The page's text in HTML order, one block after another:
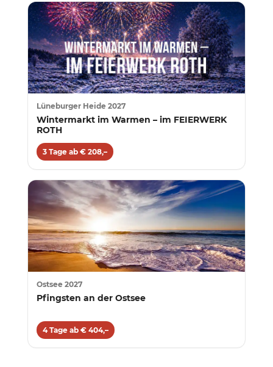
Lüneburger Heide 2027
Wintermarkt im Warmen – im FEIERWERK
ROTH
3 Tage ab € 208,–
Ostsee 2027
Pfingsten an der Ostsee
4 Tage ab € 404,–